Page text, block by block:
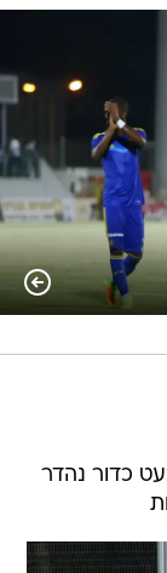
כדור נהדר